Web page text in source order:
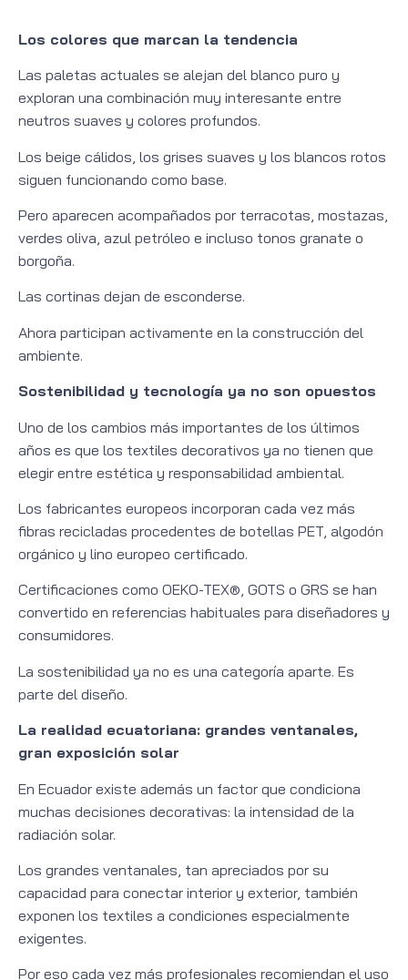
Los colores que marcan la tendencia
Las paletas actuales se alejan del blanco puro y
exploran una combinación muy interesante entre
neutros suaves y colores profundos.
Los beige cálidos, los grises suaves y los blancos rotos
siguen funcionando como base.
Pero aparecen acompañados por terracotas, mostazas,
verdes oliva, azul petróleo e incluso tonos granate o
borgoña.
Las cortinas dejan de esconderse.
Ahora participan activamente en la construcción del
ambiente.
Sostenibilidad y tecnología ya no son opuestos
Uno de los cambios más importantes de los últimos
años es que los textiles decorativos ya no tienen que
elegir entre estética y responsabilidad ambiental.
Los fabricantes europeos incorporan cada vez más
fibras recicladas procedentes de botellas PET, algodón
orgánico y lino europeo certificado.
Certificaciones como OEKO-TEX®, GOTS o GRS se han
convertido en referencias habituales para diseñadores y
consumidores.
La sostenibilidad ya no es una categoría aparte. Es
parte del diseño.
La realidad ecuatoriana: grandes ventanales,
gran exposición solar
En Ecuador existe además un factor que condiciona
muchas decisiones decorativas: la intensidad de la
radiación solar.
Los grandes ventanales, tan apreciados por su
capacidad para conectar interior y exterior, también
exponen los textiles a condiciones especialmente
exigentes.
Por eso cada vez más profesionales recomiendan el uso